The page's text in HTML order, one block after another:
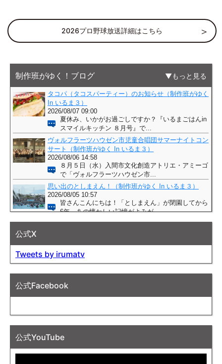
2026プロ野球放送詳細はこちら
制作班がゆく！ブログ もっと見る
公式X
Tweets by irumatv
公式Facebook
公式YouTube